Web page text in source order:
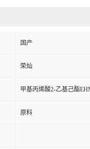
国产
荣灿
甲基丙烯酸2-乙基己酯
原料